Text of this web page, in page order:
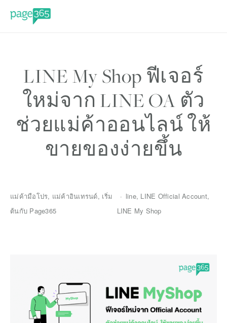
LINE My Shop ฟีเจอร์
ใหม่จาก LINE OA ตัว
ช่วยแม่ค้าออนไลน์ ให้
ขายของง่ายขึ้น
แม่ค้ามือโปร, แม่ค้าอินเทรนด์, เริ่ม
ต้นกับ Page365
line, LINE Official Account,
LINE My Shop